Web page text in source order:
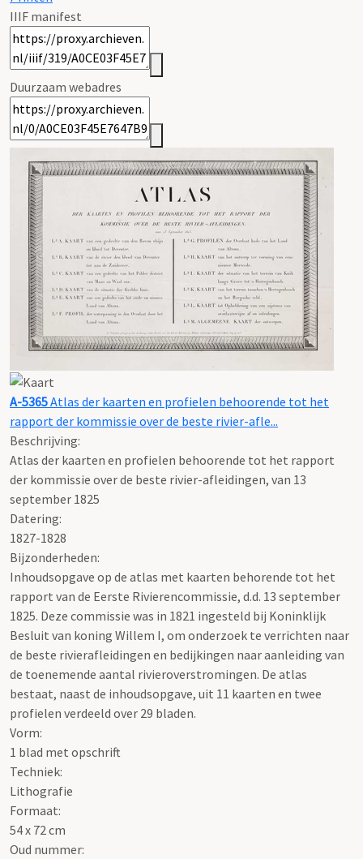
IIIF manifest
Duurzaam webadres
A-5365Atlas der kaarten en profielen behoorende tot het
rapport der kommissie over de beste rivier-afle...
Beschrijving:
Atlas der kaarten en profielen behoorende tot het rapport
der kommissie over de beste rivier-afleidingen, van 13
september 1825
Datering:
1827-1828
Bijzonderheden:
Inhoudsopgave op de atlas met kaarten behorende tot het
rapport van de Eerste Rivierencommissie, d.d. 13 september
1825. Deze commissie was in 1821 ingesteld bij Koninklijk
Besluit van koning Willem I, om onderzoek te verrichten naar
de beste rivierafleidingen en bedijkingen naar aanleiding van
de toenemende aantal rivieroverstromingen. De atlas
bestaat, naast de inhoudsopgave, uit 11 kaarten en twee
profielen verdeeld over 29 bladen.
Vorm:
1 blad met opschrift
Techniek:
Lithografie
Formaat:
54 x 72 cm
Oud nummer: